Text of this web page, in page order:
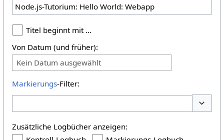
Titel beginnt mit …
Von Datum (und früher):
Kein Datum ausgewählt
Markierungs-Filter:
Zusätzliche Logbücher anzeigen: